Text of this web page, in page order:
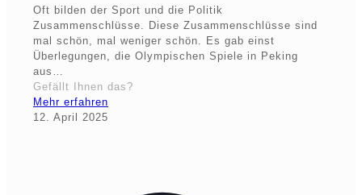
Oft bilden der Sport und die Politik
Zusammenschlüsse. Diese Zusammenschlüsse sind
mal schön, mal weniger schön. Es gab einst
Überlegungen, die Olympischen Spiele in Peking
aus…
Gefällt Ihnen das?
Mehr erfahren
12. April 2025